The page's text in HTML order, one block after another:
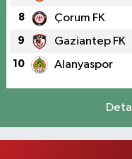
8 Çorum FK
9 Gaziantep FK
10 Alanyaspor